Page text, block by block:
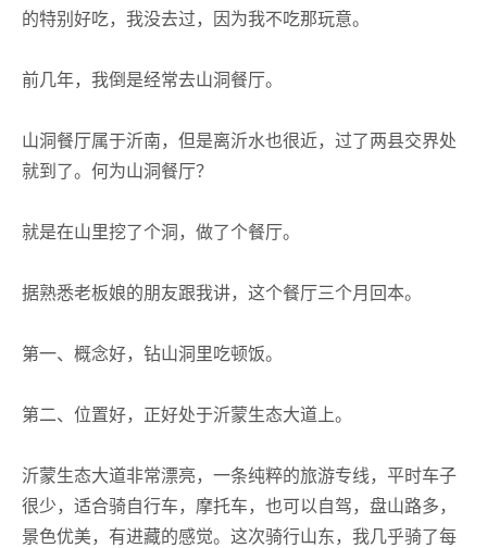
的特别好吃，我没去过，因为我不吃那玩意。
前几年，我倒是经常去山洞餐厅。
山洞餐厅属于沂南，但是离沂水也很近，过了两县交界处
就到了。何为山洞餐厅？
就是在山里挖了个洞，做了个餐厅。
据熟悉老板娘的朋友跟我讲，这个餐厅三个月回本。
第一、概念好，钻山洞里吃顿饭。
第二、位置好，正好处于沂蒙生态大道上。
沂蒙生态大道非常漂亮，一条纯粹的旅游专线，平时车子
很少，适合骑自行车，摩托车，也可以自驾，盘山路多，
景色优美，有进藏的感觉。这次骑行山东，我几乎骑了每